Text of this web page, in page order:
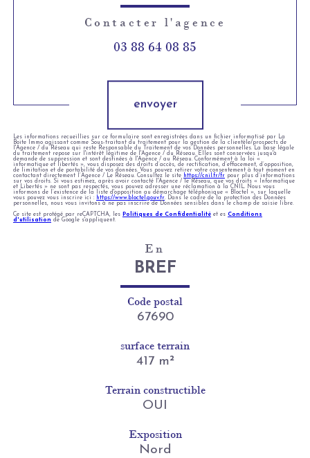
Contacter l'agence
03 88 64 08 85
envoyer
Les informations recueillies sur ce formulaire sont enregistrées dans un fichier informatisé par La
Boite Immo agissant comme Sous-traitant du traitement pour la gestion de la clientèle/prospects de
l'Agence / du Réseau qui reste Responsable du Traitement de vos Données personnelles. La base légale
du traitement repose sur l'intérêt légitime de l'Agence / du Réseau. Elles sont conservées jusqu'à
demande de suppression et sont destinées à l'Agence / au Réseau. Conformément à la loi «
informatique et libertés », vous disposez des droits d’accès, de rectification, d’effacement, d’opposition,
de limitation et de portabilité de vos données. Vous pouvez retirer votre consentement à tout moment en
contactant directement l’Agence / Le Réseau. Consultez le site
https://cnil.fr/fr pour plus d’informations
sur vos droits. Si vous estimez, après avoir contacté l'Agence / le Réseau, que vos droits « Informatique
et Libertés » ne sont pas respectés, vous pouvez adresser une réclamation à la CNIL. Nous vous
informons de l’existence de la liste d'opposition au démarchage téléphonique « Bloctel », sur laquelle
vous pouvez vous inscrire ici :
https://www.bloctel.gouv.fr . Dans le cadre de la protection des Données
personnelles, nous vous invitons à ne pas inscrire de Données sensibles dans le champ de saisie libre.
Ce site est protégé par reCAPTCHA, les
Politiques de Confidentialité et es Conditions
d'utilisation de Google s'appliquent.
En
BREF
Code postal
67690
surface terrain
417 m²
Terrain constructible
OUI
Exposition
Nord